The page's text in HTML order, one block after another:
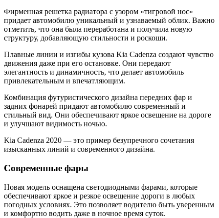
Фирменная решетка радиатора с узором «тигровой нос»
придает автомобилю уникальный и узнаваемый облик. Важно
отметить, что она была переработана и получила новую
структуру, добавляющую стильности и роскоши.
Плавные линии и изгибы кузова Kia Cadenza создают чувство
движения даже при его остановке. Они передают
элегантность и динамичность, что делает автомобиль
привлекательным и впечатляющим.
Комбинация футуристического дизайна передних фар и
задних фонарей придают автомобилю современный и
стильный вид. Они обеспечивают яркое освещение на дороге
и улучшают видимость ночью.
Kia Cadenza 2020 — это пример безупречного сочетания
изысканных линий и современного дизайна.
Современные фары
Новая модель оснащена светодиодными фарами, которые
обеспечивают яркое и резкое освещение дороги в любых
погодных условиях. Это позволяет водителю быть уверенным
и комфортно водить даже в ночное время суток.